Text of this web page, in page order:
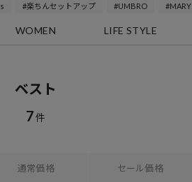
#楽ちんセットアップ #UMBRO
WOMEN LIFE STYLE
ベスト
7件
通常価格 セール価格